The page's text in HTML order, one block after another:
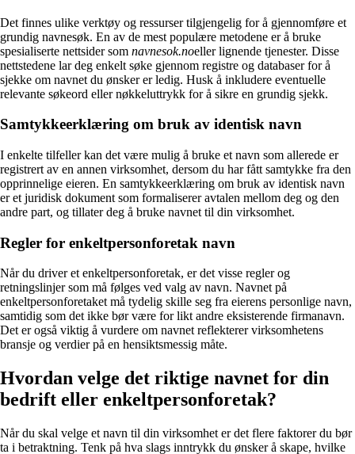
Det finnes ulike verktøy og ressurser tilgjengelig for å gjennomføre et
grundig navnesøk. En av de mest populære metodene er å bruke
spesialiserte nettsider som navnesok.noeller lignende tjenester. Disse
nettstedene lar deg enkelt søke gjennom registre og databaser for å
sjekke om navnet du ønsker er ledig. Husk å inkludere eventuelle
relevante søkeord eller nøkkeluttrykk for å sikre en grundig sjekk.
Samtykkeerklæring om bruk av identisk navn
I enkelte tilfeller kan det være mulig å bruke et navn som allerede er
registrert av en annen virksomhet, dersom du har fått samtykke fra den
opprinnelige eieren. En samtykkeerklæring om bruk av identisk navn
er et juridisk dokument som formaliserer avtalen mellom deg og den
andre part, og tillater deg å bruke navnet til din virksomhet.
Regler for enkeltpersonforetak navn
Når du driver et enkeltpersonforetak, er det visse regler og
retningslinjer som må følges ved valg av navn. Navnet på
enkeltpersonforetaket må tydelig skille seg fra eierens personlige navn,
samtidig som det ikke bør være for likt andre eksisterende firmanavn.
Det er også viktig å vurdere om navnet reflekterer virksomhetens
bransje og verdier på en hensiktsmessig måte.
Hvordan velge det riktige navnet for din
bedrift eller enkeltpersonforetak?
Når du skal velge et navn til din virksomhet er det flere faktorer du bør
ta i betraktning. Tenk på hva slags inntrykk du ønsker å skape, hvilke